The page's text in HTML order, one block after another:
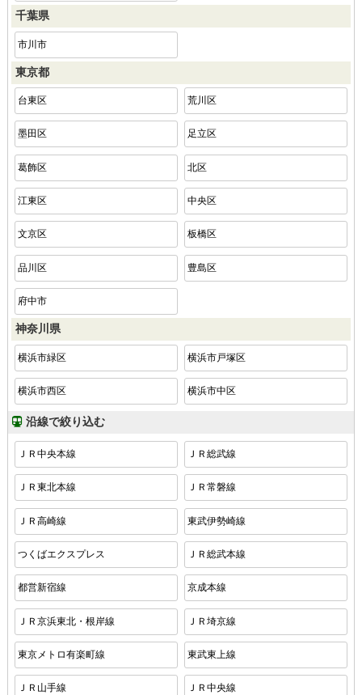
千葉県
市川市
東京都
台東区 荒川区
墨田区 足立区
葛飾区 北区
江東区 中央区
文京区 板橋区
品川区 豊島区
府中市
神奈川県
横浜市緑区 横浜市戸塚区
横浜市西区 横浜市中区
沿線で絞り込む
ＪＲ中央本線 ＪＲ総武線
ＪＲ東北本線 ＪＲ常磐線
ＪＲ高崎線 東武伊勢崎線
つくばエクスプレス ＪＲ総武本線
都営新宿線 京成本線
ＪＲ京浜東北・根岸線 ＪＲ埼京線
東京メトロ有楽町線 東武東上線
ＪＲ山手線 ＪＲ中央線